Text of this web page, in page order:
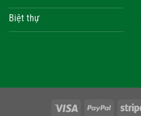
Biệt thự